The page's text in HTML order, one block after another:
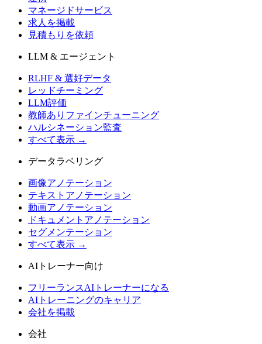
マネージドサービス
求人を掲載
見積もりを依頼
LLM & エージェント
RLHF & 選好データ
レッドチーミング
LLM評価
教師ありファインチューニング
ハルシネーション監査
すべて表示 →
データラベリング
画像アノテーション
テキストアノテーション
動画アノテーション
ドキュメントアノテーション
セグメンテーション
すべて表示 →
AIトレーナー向け
フリーランスAIトレーナーになる
AIトレーニングのキャリア
会社を掲載
会社